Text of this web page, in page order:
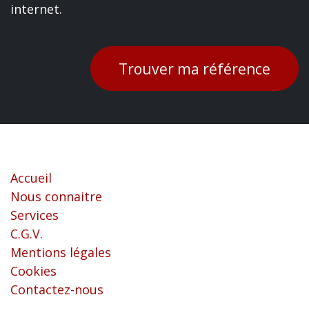
internet.
Trouver ma référence
Accueil
Nous connaitre
Services
C.G.V.
Mentions légales
Cookies
Contactez-nous